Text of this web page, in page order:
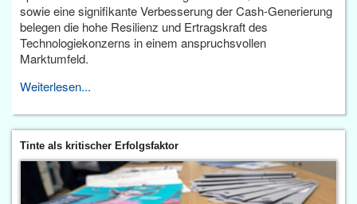
sowie eine signifikante Verbesserung der Cash-Generierung
belegen die hohe Resilienz und Ertragskraft des
Technologiekonzerns in einem anspruchsvollen
Marktumfeld.
Weiterlesen...
Tinte als kritischer Erfolgsfaktor